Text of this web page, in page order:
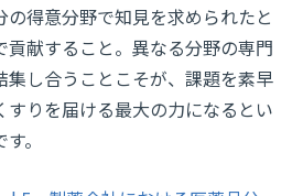
得意分野で知見を求められたと
貢献すること。異なる分野の専門
集し合うことこそが、課題を素早
すりを届ける最大の力になるとい
。